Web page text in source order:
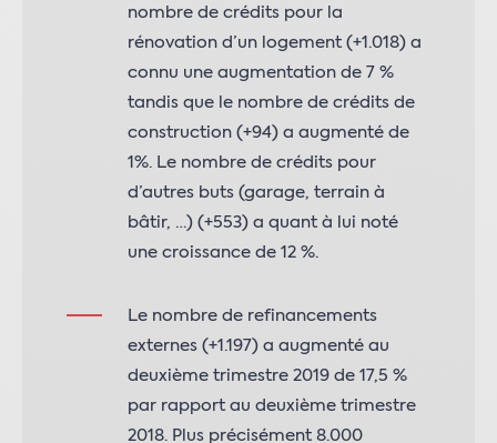
nombre de crédits pour la
rénovation d’un logement (+1.018) a
connu une augmentation de 7 %
tandis que le nombre de crédits de
construction (+94) a augmenté de
1%. Le nombre de crédits pour
d’autres buts (garage, terrain à
bâtir, …) (+553) a quant à lui noté
une croissance de 12 %.
Le nombre de refinancements
externes (+1.197) a augmenté au
deuxième trimestre 2019 de 17,5 %
par rapport au deuxième trimestre
2018. Plus précisément 8.000